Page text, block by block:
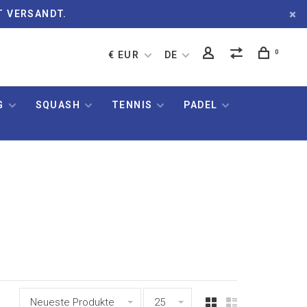
VERSANDT.
€ EUR DE 0
SQUASH TENNIS PADEL
Neueste Produkte 25